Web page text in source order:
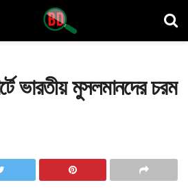
ভারতীয় মুসলমানদের চরম